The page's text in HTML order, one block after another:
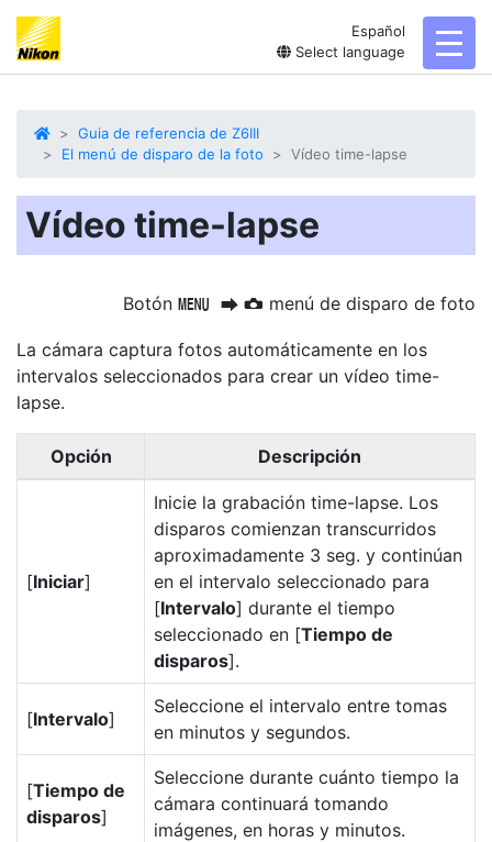
Español
Select language
Guia de referencia de Z6III
El menú de disparo de la foto
Vídeo time-lapse
Vídeo time-lapse
Botón G U C menú de disparo de foto
La cámara captura fotos automáticamente en los
intervalos seleccionados para crear un vídeo time-
lapse.
Opción Descripción
[Iniciar]
Inicie la grabación time-lapse. Los
disparos comienzan transcurridos
aproximadamente 3 seg. y continúan
en el intervalo seleccionado para
[Intervalo] durante el tiempo
seleccionado en [Tiempo de
disparos].
[Intervalo]
Seleccione el intervalo entre tomas
en minutos y segundos.
[Tiempo de
disparos]
Seleccione durante cuánto tiempo la
cámara continuará tomando
imágenes, en horas y minutos.